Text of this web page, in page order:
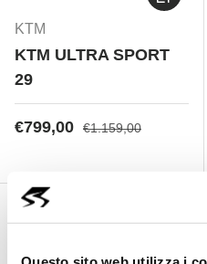
KTM
KTM ULTRA SPORT
29
€799,00 €1.159,00
Confronta